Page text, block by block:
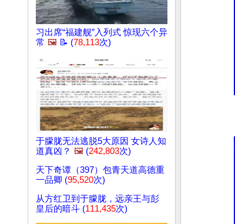
习出席“福建舰”入列式 惊现六个异
常 🖼️ 📝 (78,113次)
于朦胧无法逃脱5大原因 女诗人知
道真凶？ 🖼️ (242,803次)
天下奇谭（397）包青天道高德重
一品卿 (95,520次)
从方红卫到于朦胧，远亲王与彭
皇后的暗斗 (111,435次)